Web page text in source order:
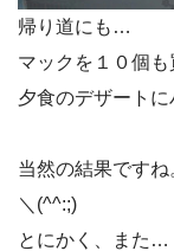
帰り道にも…
マックを１０個も
夕食のデザート
当然の結果ですね
＼(^^:;)
とにかく、また…